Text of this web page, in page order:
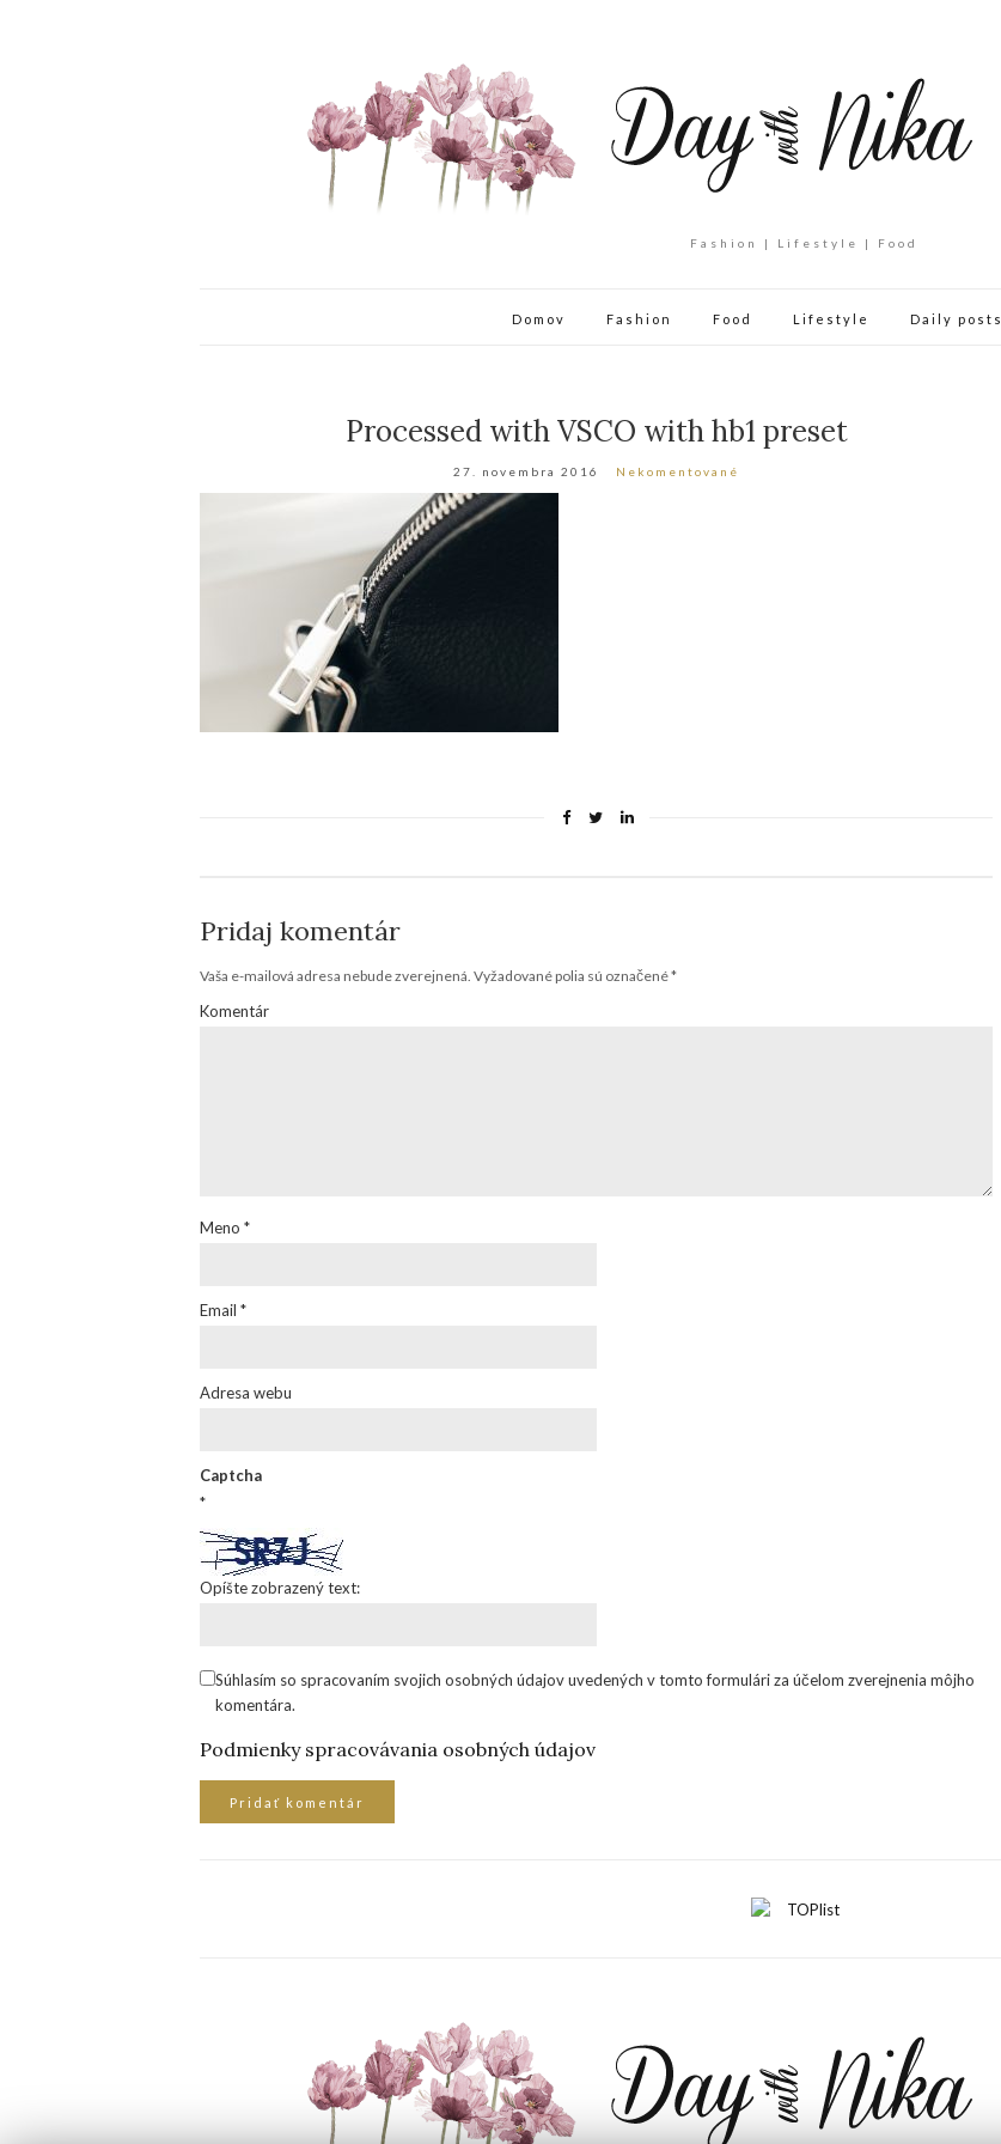
Fashion | Lifestyle | Food
Domov Fashion Food Lifestyle Daily posts
Processed with VSCO with hb1 preset
27. novembra 2016 Nekomentované
Pridaj komentár
Vaša e-mailová adresa nebude zverejnená. Vyžadované polia sú označené*
Komentár
Meno *
Email *
Adresa webu
Captcha
*
Opíšte zobrazený text:
Súhlasím so spracovaním svojich osobných údajov uvedených v tomto formulári za účelom zverejnenia môjho
komentára.
Podmienky spracovávania osobných údajov